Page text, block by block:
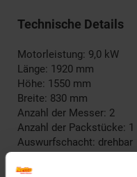
Technische Details
Motorleistung: 9,0 kW
Länge: 1920 mm
Höhe: 1550 mm
Breite: 830 mm
Anzahl der Messer: 2
Anzahl der Packstücke: 1
Auswurfschacht: drehbar
Betriebsdrehzahl: 3600